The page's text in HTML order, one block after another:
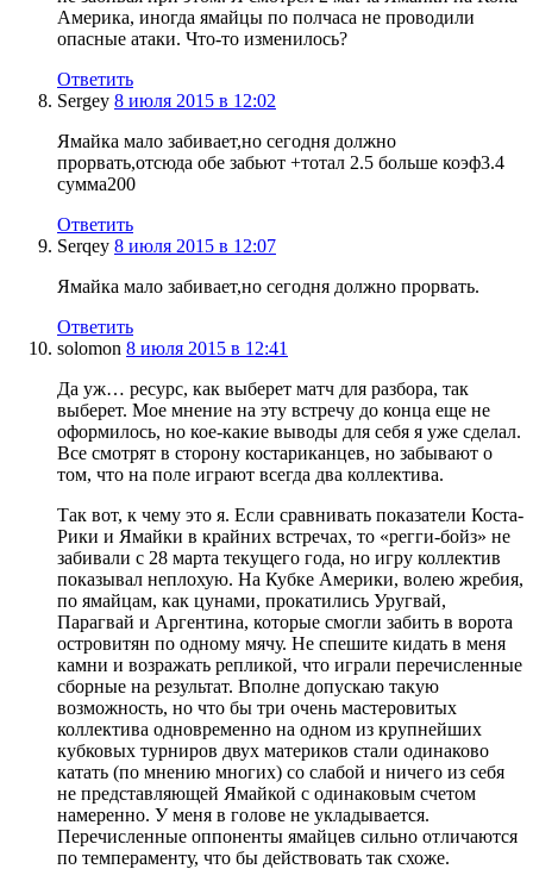
Америка, иногда ямайцы по полчаса не проводили
опасные атаки. Что-то изменилось?
Ответить
Sergey 8 июля 2015 в 12:02
Ямайка мало забивает,но сегодня должно
прорвать,отсюда обе забьют +тотал 2.5 больше коэф3.4
сумма200
Ответить
Serqey 8 июля 2015 в 12:07
Ямайка мало забивает,но сегодня должно прорвать.
Ответить
solomon 8 июля 2015 в 12:41
Да уж… ресурс, как выберет матч для разбора, так
выберет. Мое мнение на эту встречу до конца еще не
оформилось, но кое-какие выводы для себя я уже сделал.
Все смотрят в сторону костариканцев, но забывают о
том, что на поле играют всегда два коллектива.
Так вот, к чему это я. Если сравнивать показатели Коста-
Рики и Ямайки в крайних встречах, то «регги-бойз» не
забивали с 28 марта текущего года, но игру коллектив
показывал неплохую. На Кубке Америки, волею жребия,
по ямайцам, как цунами, прокатились Уругвай,
Парагвай и Аргентина, которые смогли забить в ворота
островитян по одному мячу. Не спешите кидать в меня
камни и возражать репликой, что играли перечисленные
сборные на результат. Вполне допускаю такую
возможность, но что бы три очень мастеровитых
коллектива одновременно на одном из крупнейших
кубковых турниров двух материков стали одинаково
катать (по мнению многих) со слабой и ничего из себя
не представляющей Ямайкой с одинаковым счетом
намеренно. У меня в голове не укладывается.
Перечисленные оппоненты ямайцев сильно отличаются
по темпераменту, что бы действовать так схоже.